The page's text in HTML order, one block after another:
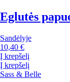
Eglutės
Sandėlyje
10,40 €
Į krepšelį
Į krepšelį
Sass & Belle